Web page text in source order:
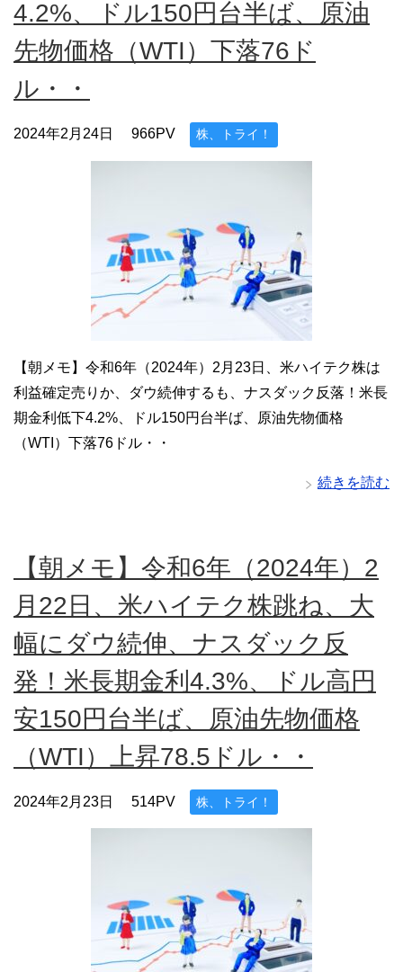
4.2%、ドル150円台半ば、原油
先物価格（WTI）下落76ド
ル・・
2024年2月24日 966PV 株、トライ！
【朝メモ】令和6年（2024年）2月23日、米ハイテク株は
利益確定売りか、ダウ続伸するも、ナスダック反落！米長
期金利低下4.2%、ドル150円台半ば、原油先物価格
（WTI）下落76ドル・・
続きを読む
【朝メモ】令和6年（2024年）2
月22日、米ハイテク株跳ね、大
幅にダウ続伸、ナスダック反
発！米長期金利4.3%、ドル高円
安150円台半ば、原油先物価格
（WTI）上昇78.5ドル・・
2024年2月23日 514PV 株、トライ！